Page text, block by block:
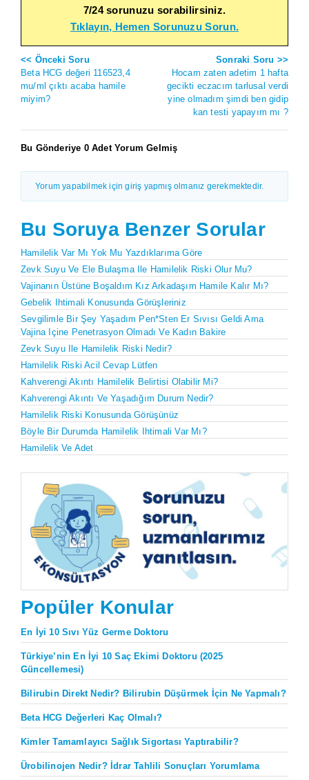
7/24 sorunuzu sorabilirsiniz.
Tıklayın, Hemen Sorunuzu Sorun.
<< Önceki Soru
Beta HCG değeri 116523,4
mu/ml çıktı acaba hamile
miyim?
Sonraki Soru >>
Hocam zaten adetim 1 hafta
gecikti eczacım tarlusal verdi
yine olmadım şimdi ben gidip
kan testi yapayım mı ?
Bu Gönderiye 0 Adet Yorum Gelmiş
Yorum yapabilmek için giriş yapmış olmanız gerekmektedir.
Bu Soruya Benzer Sorular
Hamilelik Var Mı Yok Mu Yazdıklarıma Göre
Zevk Suyu Ve Ele Bulaşma Ile Hamilelik Riski Olur Mu?
Vajinanın Üstüne Boşaldım Kız Arkadaşım Hamile Kalır Mı?
Gebelik Ihtimali Konusunda Görüşleriniz
Sevgilimle Bir Şey Yaşadım Pen*sten Er Sıvısı Geldi Ama
Vajina Içine Penetrasyon Olmadı Ve Kadın Bakire
Zevk Suyu Ile Hamilelik Riski Nedir?
Hamilelik Riski Acil Cevap Lütfen
Kahverengi Akıntı Hamilelik Belirtisi Olabilir Mi?
Kahverengi Akıntı Ve Yaşadığım Durum Nedir?
Hamilelik Riski Konusunda Görüşünüz
Böyle Bir Durumda Hamilelik Ihtimali Var Mı?
Hamilelik Ve Adet
Popüler Konular
En İyi 10 Sıvı Yüz Germe Doktoru
Türkiye’nin En İyi 10 Saç Ekimi Doktoru (2025
Güncellemesi)
Bilirubin Direkt Nedir? Bilirubin Düşürmek İçin Ne Yapmalı?
Beta HCG Değerleri Kaç Olmalı?
Kimler Tamamlayıcı Sağlık Sigortası Yaptırabilir?
Ürobilinojen Nedir? İdrar Tahlili Sonuçları Yorumlama